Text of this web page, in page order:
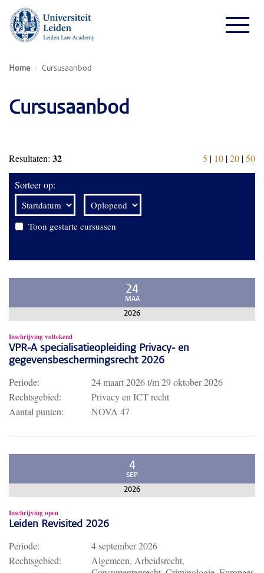
Home Cursusaanbod
Cursusaanbod
Resultaten: 32 5 | 10 |20 |50
Sorteer op:
Toon gestarte cursussen
24
MAA
2026
Inschrijving voltekend
VPR-A specialisatieopleiding Privacy- en
gegevensbeschermingsrecht 2026
Periode: 24 maart 2026t/m29 oktober 2026
Rechtsgebied:
Privacy en ICT recht
Aantal punten:
NOVA 47
4
SEP
2026
Inschrijving open
Leiden Revisited 2026
Periode:
4 september 2026
Rechtsgebied:
Algemeen, Arbeidsrecht,